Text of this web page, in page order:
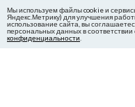
Сайт разработан и
Мы используем файлы cookie и
Яндекс.Метрику) для улучшения
использование сайта, вы
персональных данных в соответствии
конфиденциальности